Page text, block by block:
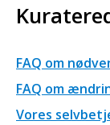
FAQ om
FAQ om
Vores